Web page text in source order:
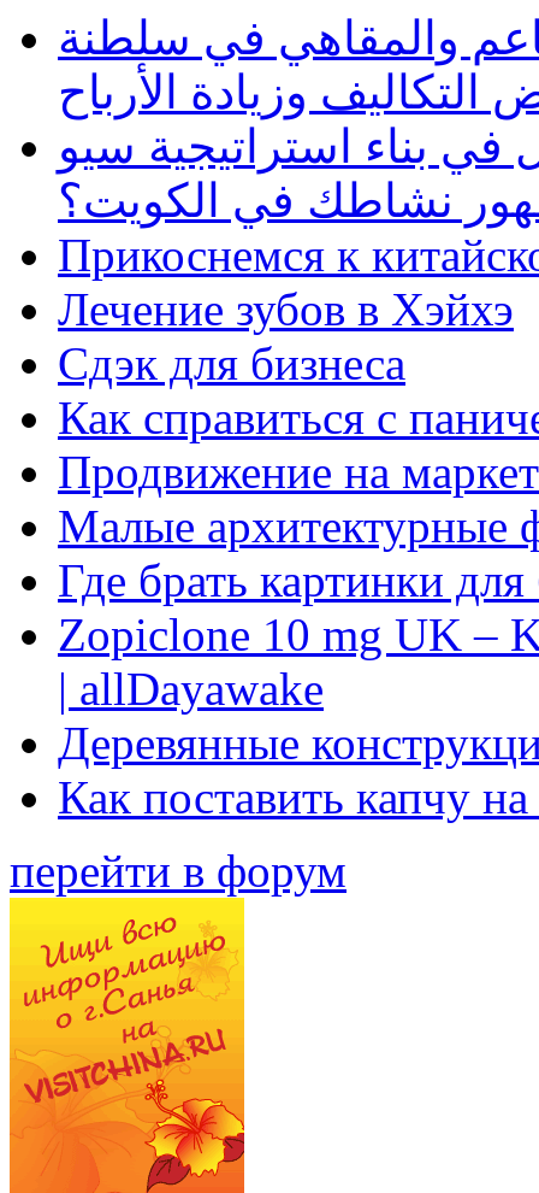
والمقاهي في سلطنة
وزيادة الأرباح
بناء استراتيجية سيو
نشاطك في الكويت؟
Прикоснемся к
Лечение зубов в Хэйхэ
Сдэк для бизнеса
Как справиться с
Продвижение на
Малые архитектурные
Где брать картинки
Zopiclone 10 mg UK –
| allDayawake
Деревянные
Как поставить капчу
перейти в форум